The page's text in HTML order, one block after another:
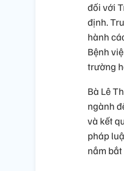
đối với
định.
hành
Bệnh
trường
Bà Lê
ngành
và kết
pháp
nắm